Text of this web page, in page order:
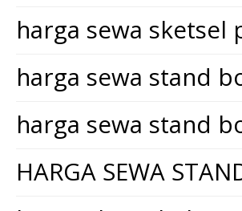
harga sewa sketsel
harga sewa stand
harga sewa stand
HARGA SEWA